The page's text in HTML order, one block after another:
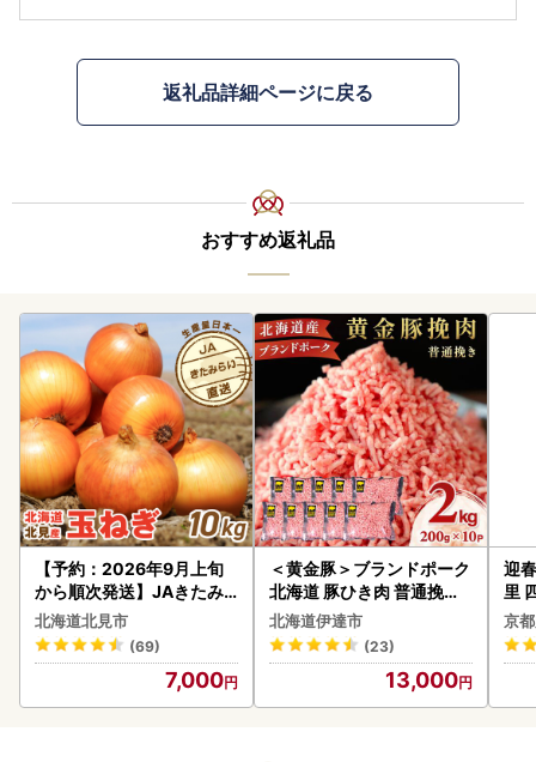
返礼品詳細ページに戻る
おすすめ返礼品
【予約：2026年9月上旬
から順次発送】JAきたみ
らい産 玉ねぎ Lサイズ 10k
g ( タマネギ たまねぎ 野菜
)【210-0003-2026】
北海道北見市
(69)
7,000
＜黄金豚＞ブランドポーク
北海道 豚ひき肉 普通挽き
200g 10パック 計2kg
北海道伊達市
(23)
13,000
迎
里
京